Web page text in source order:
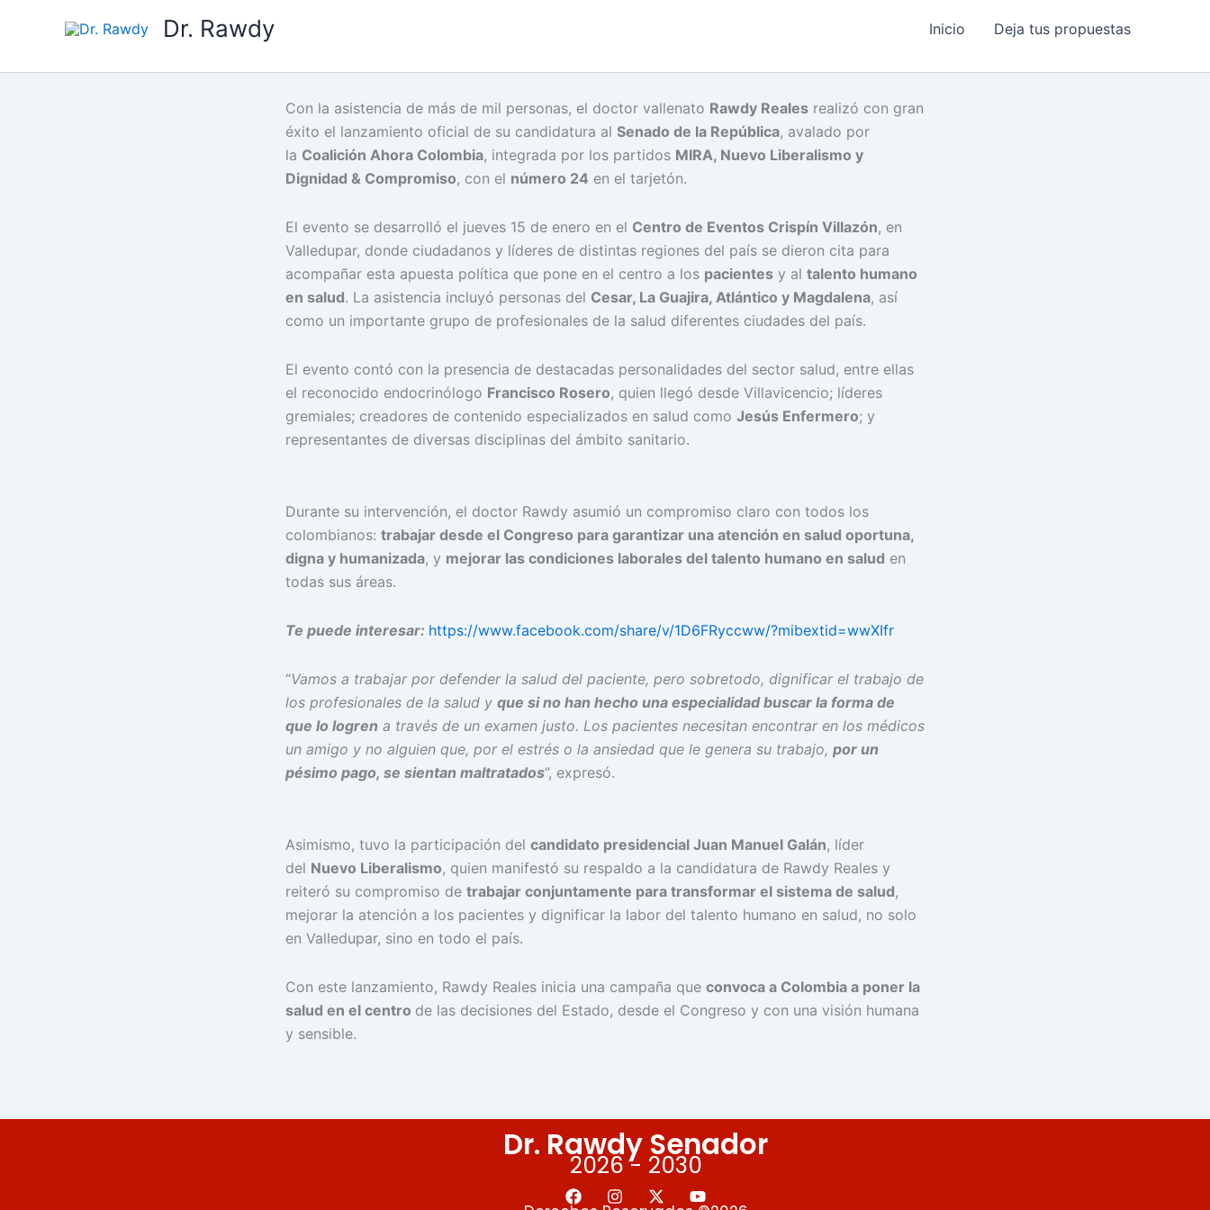
Dr. Rawdy Inicio Deja tus propuestas
Con la asistencia de más de mil personas, el doctor vallenato Rawdy Reales realizó con gran
éxito el lanzamiento oficial de su candidatura al Senado de la República, avalado por
la Coalición Ahora Colombia, integrada por los partidos MIRA, Nuevo Liberalismo y
Dignidad & Compromiso, con el número 24 en el tarjetón.
El evento se desarrolló el jueves 15 de enero en el Centro de Eventos Crispín Villazón, en
Valledupar, donde ciudadanos y líderes de distintas regiones del país se dieron cita para
acompañar esta apuesta política que pone en el centro a los pacientes y al talento humano
en salud. La asistencia incluyó personas del Cesar, La Guajira, Atlántico y Magdalena, así
como un importante grupo de profesionales de la salud diferentes ciudades del país.
El evento contó con la presencia de destacadas personalidades del sector salud, entre ellas
el reconocido endocrinólogo Francisco Rosero, quien llegó desde Villavicencio; líderes
gremiales; creadores de contenido especializados en salud como Jesús Enfermero; y
representantes de diversas disciplinas del ámbito sanitario.
Durante su intervención, el doctor Rawdy asumió un compromiso claro con todos los
colombianos: trabajar desde el Congreso para garantizar una atención en salud oportuna,
digna y humanizada, y mejorar las condiciones laborales del talento humano en salud en
todas sus áreas.
Te puede interesar: https://www.facebook.com/share/v/1D6FRyccww/?mibextid=wwXIfr
“Vamos a trabajar por defender la salud del paciente, pero sobretodo, dignificar el trabajo de
los profesionales de la salud y que si no han hecho una especialidad buscar la forma de
que lo logren a través de un examen justo. Los pacientes necesitan encontrar en los médicos
un amigo y no alguien que, por el estrés o la ansiedad que le genera su trabajo, por un
pésimo pago, se sientan maltratados”, expresó.
Asimismo, tuvo la participación del candidato presidencial Juan Manuel Galán, líder
del Nuevo Liberalismo, quien manifestó su respaldo a la candidatura de Rawdy Reales y
reiteró su compromiso de trabajar conjuntamente para transformar el sistema de salud,
mejorar la atención a los pacientes y dignificar la labor del talento humano en salud, no solo
en Valledupar, sino en todo el país.
Con este lanzamiento, Rawdy Reales inicia una campaña que convoca a Colombia a poner la
salud en el centro de las decisiones del Estado, desde el Congreso y con una visión humana
y sensible.
Dr. Rawdy Senador
2026 - 2030
F
a
I
n
X
-
Y
o